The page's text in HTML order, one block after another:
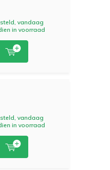
vandaag
in voorraad
vandaag
in voorraad